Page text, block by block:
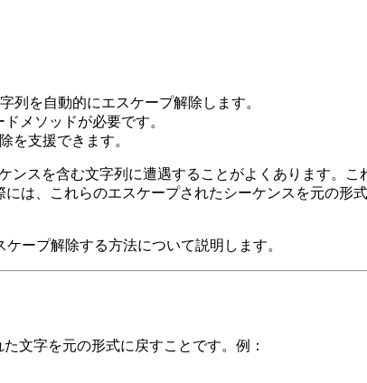
列を自動的にエスケープ解除します。
メソッドが必要です。
を支援できます。
ンスを含む文字列に遭遇することがよくあります。
は、これらのエスケープされたシーケンスを元の形
ケープ解除する方法について説明します。
文字を元の形式に戻すことです。例：